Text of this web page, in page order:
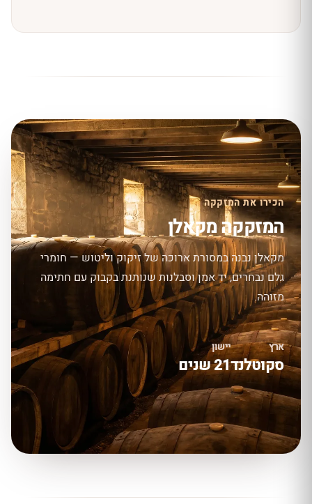
הכירו את המזקקה
המזקקה מקאלן
מקאלן נבנה במסורת ארוכה של זיקוק וליטוש — חומרי
גלם נבחרים, יד אמן וסבלנות שנותנת בקבוק עם חתימה
מזוהה.
ארץ
סקוטלנד
יישון
21 שנים